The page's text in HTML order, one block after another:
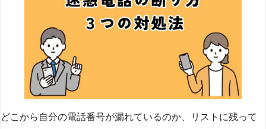
どこから自分の電話番号が漏れているのか、リストに残って